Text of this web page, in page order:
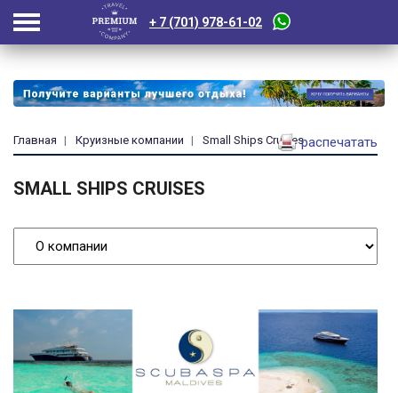
+ 7 (701) 978-61-02
Главная Круизные компании Small Ships Cruisesраспечатать
SMALL SHIPS CRUISES